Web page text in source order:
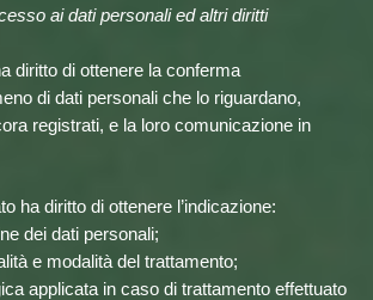
ai dati personali ed altri diritti
diritto di ottenere la conferma
di dati personali che lo riguardano,
registrati, e la loro comunicazione in
ha diritto di ottenere l’indicazione:
dei dati personali;
e modalità del trattamento;
applicata in caso di trattamento effettuato